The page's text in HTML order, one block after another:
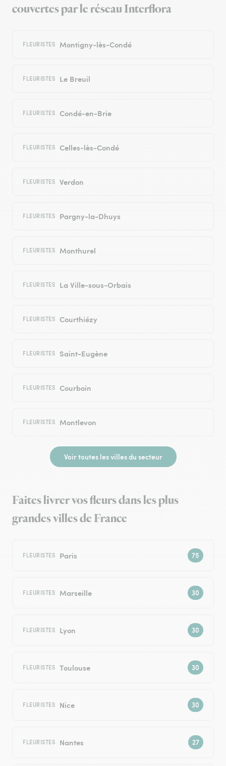
couvertes par le réseau Interflora
FLEURISTES Montigny-lès-Condé
FLEURISTES Le Breuil
FLEURISTES Condé-en-Brie
FLEURISTES Celles-lès-Condé
FLEURISTES Verdon
FLEURISTES Pargny-la-Dhuys
FLEURISTES Monthurel
FLEURISTES La Ville-sous-Orbais
FLEURISTES Courthiézy
FLEURISTES Saint-Eugène
FLEURISTES Courboin
FLEURISTES Montlevon
Voir toutes les villes du secteur
Faites livrer vos fleurs dans les plus
grandes villes de France
FLEURISTES Paris
FLEURISTES Marseille
FLEURISTES Lyon
FLEURISTES Toulouse
FLEURISTES Nice
FLEURISTES Nantes